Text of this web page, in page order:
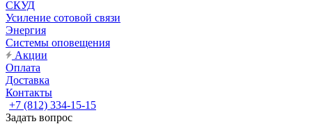
СКУД
Усиление сотовой связи
Энергия
Системы оповещения
Акции
Оплата
Доставка
Контакты
+7 (812) 334-15-15
Задать вопрос